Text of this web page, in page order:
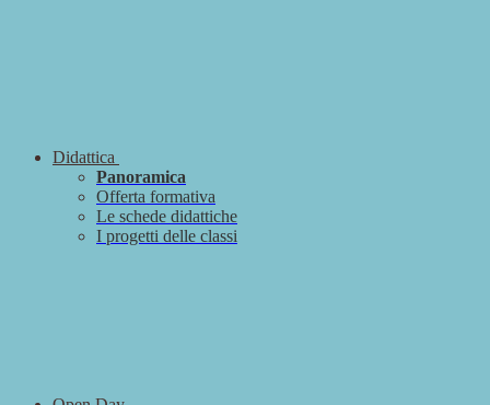
Didattica
Panoramica
Offerta formativa
Le schede didattiche
I progetti delle classi